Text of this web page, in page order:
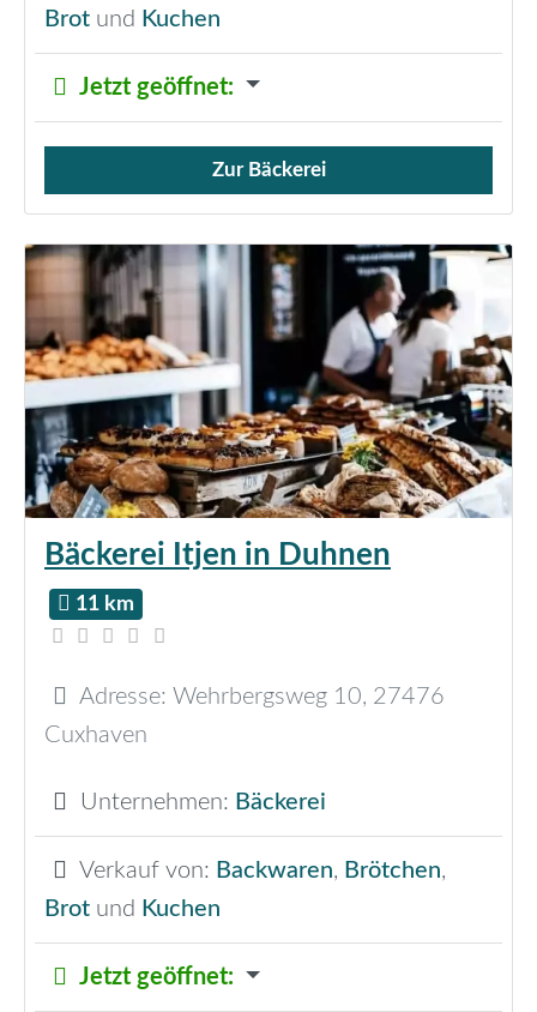
Brot und Kuchen
Jetzt geöffnet:
Verkauf von Brötchen,
Zur Bäckerei
Bäckerei Itjen in Duhnen
11 km
Adresse: Wehrbergsweg 10, 27476
Cuxhaven
Unternehmen: Bäckerei
Verkauf von: Backwaren, Brötchen,
Brot und Kuchen
Jetzt geöffnet: